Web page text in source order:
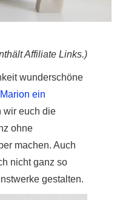
Affiliate Links.)
wunderschöne
Marion ein
wir euch die
ohne
machen. Auch
nicht ganz so
gestalten.